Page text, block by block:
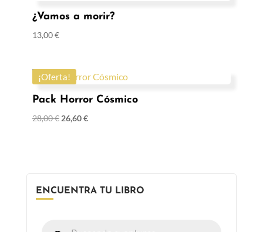
¿Vamos a morir?
13,00€
¡Oferta!
Pack Horror Cósmico
28,00€ 26,60€
ENCUENTRA TU LIBRO